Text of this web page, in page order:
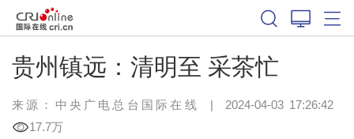
贵州镇远：清明至 采茶忙
来源：中央广电总台国际在线 | 2024-04-03 17:26:42
17.7万